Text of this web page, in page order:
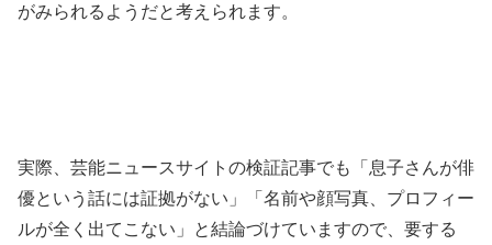
がみられるようだと考えられます。
実際、芸能ニュースサイトの検証記事でも「息子さんが俳
優という話には証拠がない」「名前や顔写真、プロフィー
ルが全く出てこない」と結論づけていますので、要する